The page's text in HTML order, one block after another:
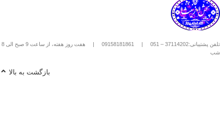
تلفن پشتیبانی:37114202 – 051 |
09158181861
|
هفت روز هفته، از ساعت 9 صبح الی 8
شب
بازگشت به بالا